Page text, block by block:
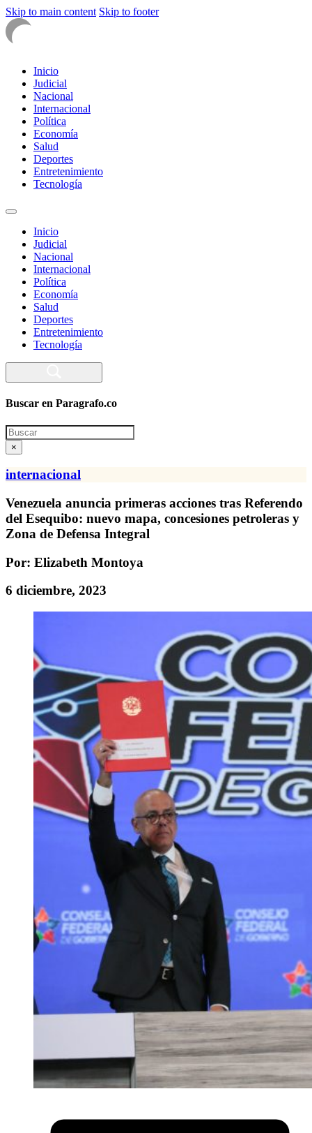
Skip to main content Skip to footer
Inicio
Judicial
Nacional
Internacional
Política
Economía
Salud
Deportes
Entretenimiento
Tecnología
Inicio
Judicial
Nacional
Internacional
Política
Economía
Salud
Deportes
Entretenimiento
Tecnología
Buscar en Paragrafo.co
Search
×
internacional
Venezuela anuncia primeras acciones tras Referendo
del Esequibo: nuevo mapa, concesiones petroleras y
Zona de Defensa Integral
Por: Elizabeth Montoya
6 diciembre, 2023